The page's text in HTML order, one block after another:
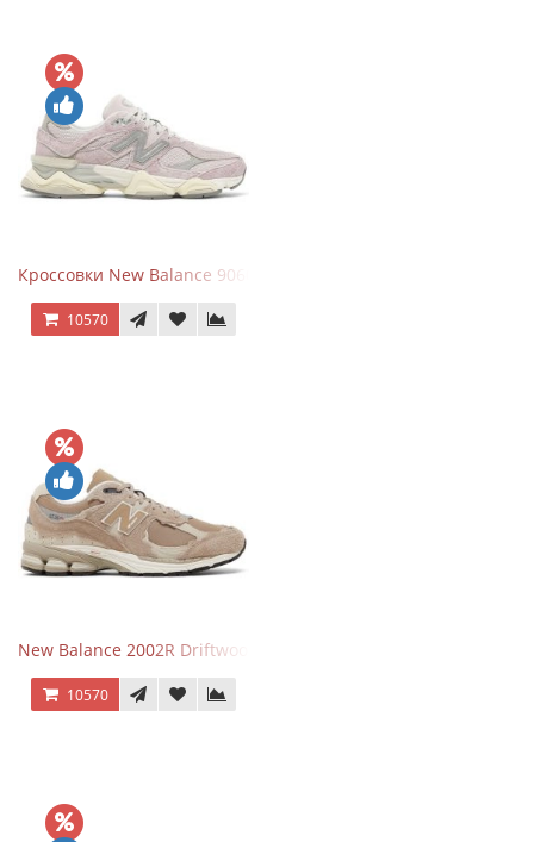
Кроссовки New Balance 9060 December Sky
10570
New Balance 2002R Driftwood Sea Salt бежевые
10570